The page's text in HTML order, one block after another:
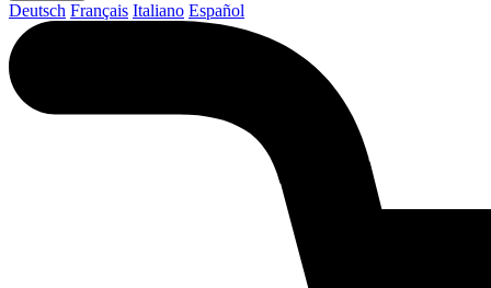
Deutsch Français Italiano Español